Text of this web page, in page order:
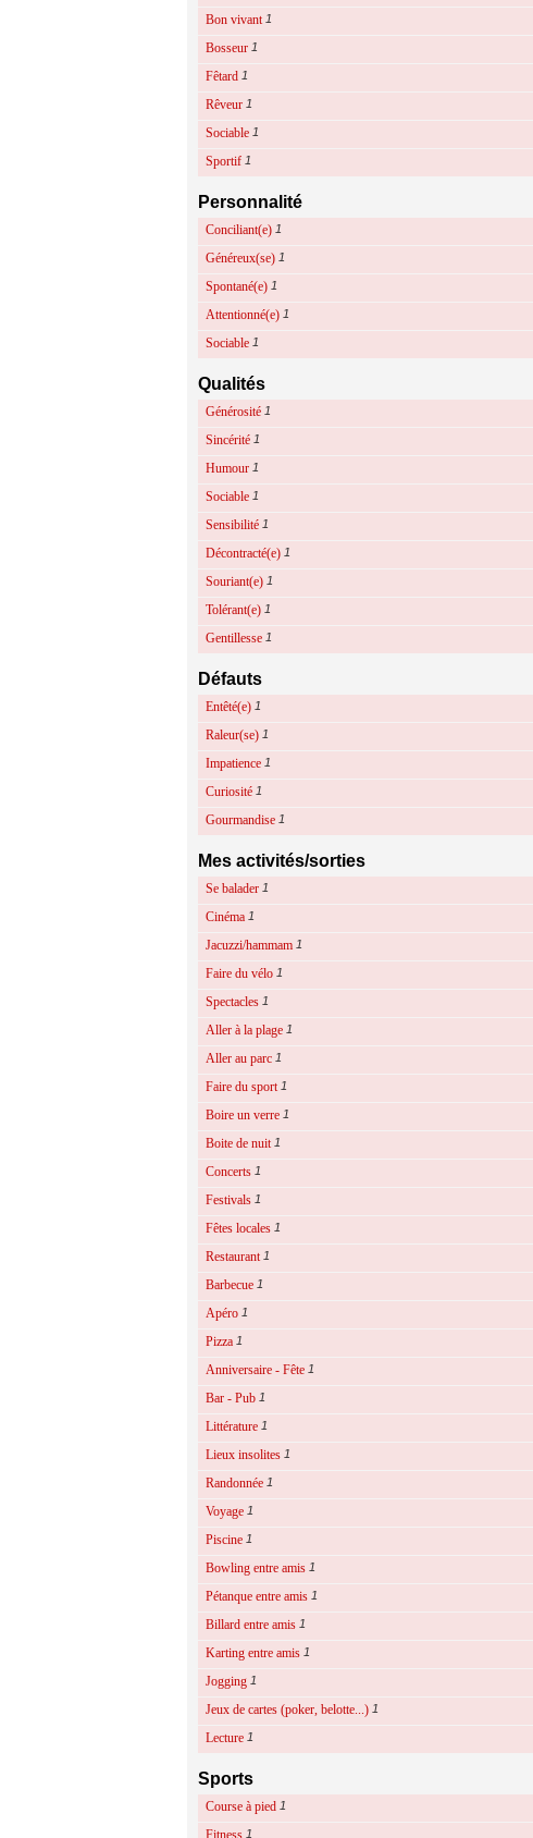
Bon vivant 1
Bosseur 1
Fêtard 1
Rêveur 1
Sociable 1
Sportif 1
Personnalité
Conciliant(e) 1
Généreux(se) 1
Spontané(e) 1
Attentionné(e) 1
Sociable 1
Qualités
Générosité 1
Sincérité 1
Humour 1
Sociable 1
Sensibilité 1
Décontracté(e) 1
Souriant(e) 1
Tolérant(e) 1
Gentillesse 1
Défauts
Entêté(e) 1
Raleur(se) 1
Impatience 1
Curiosité 1
Gourmandise 1
Mes activités/sorties
Se balader 1
Cinéma 1
Jacuzzi/hammam 1
Faire du vélo 1
Spectacles 1
Aller à la plage 1
Aller au parc 1
Faire du sport 1
Boire un verre 1
Boite de nuit 1
Concerts 1
Festivals 1
Fêtes locales 1
Restaurant 1
Barbecue 1
Apéro 1
Pizza 1
Anniversaire - Fête 1
Bar - Pub 1
Littérature 1
Lieux insolites 1
Randonnée 1
Voyage 1
Piscine 1
Bowling entre amis 1
Pétanque entre amis 1
Billard entre amis 1
Karting entre amis 1
Jogging 1
Jeux de cartes (poker, belotte...) 1
Lecture 1
Sports
Course à pied 1
Fitness 1